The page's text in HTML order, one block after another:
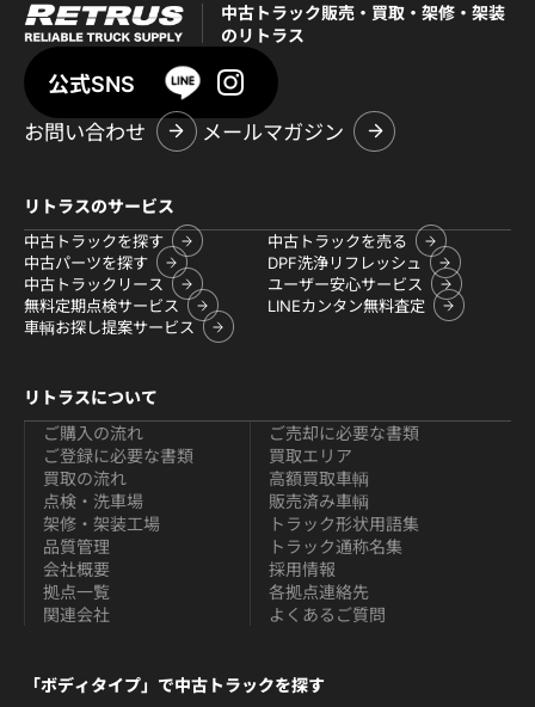
中古トラック販売・買取・架修・架装
のリトラス
公式SNS
お問い合わせ
メールマガジン
リトラスのサービス
中古トラックを探す
中古トラックを売る
中古パーツを探す
DPF洗浄リフレッシュ
中古トラックリース
ユーザー安心サービス
無料定期点検サービス
LINEカンタン無料査定
車輌お探し提案サービス
リトラスについて
ご購入の流れ
ご登録に必要な書類
買取の流れ
ご売却に必要な書類
買取エリア
高額買取車輌
点検・洗車場
架修・架装工場
品質管理
販売済み車輌
トラック形状用語集
トラック通称名集
会社概要
拠点一覧
関連会社
採用情報
各拠点連絡先
よくあるご質問
「ボディタイプ」で中古トラックを探す